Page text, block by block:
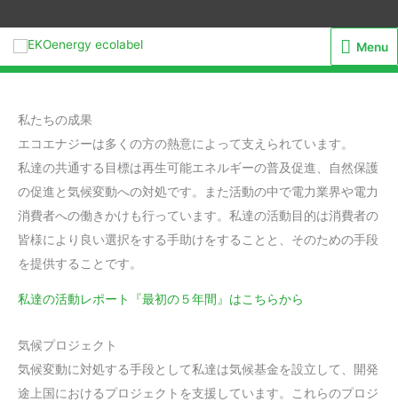
Menu
Menu
私たちの成果
エコエナジーは多くの方の熱意によって支えられています。
私達の共通する目標は再生可能エネルギーの普及促進、自然保護
の促進と気候変動への対処です。また活動の中で電力業界や電力
消費者への働きかけも行っています。私達の活動目的は消費者の
皆様により良い選択をする手助けをすることと、そのための手段
を提供することです。
私達の活動レポート『最初の５年間』はこちらから
気候プロジェクト
気候変動に対処する手段として私達は気候基金を設立して、開発
途上国におけるプロジェクトを支援しています。これらのプロジ